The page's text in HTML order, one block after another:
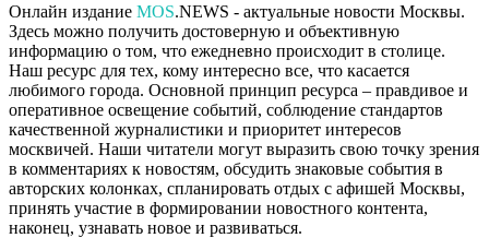
Онлайн издание MOS.NEWS - актуальные новости Москвы.
Здесь можно получить достоверную и объективную
информацию о том, что ежедневно происходит в столице.
Наш ресурс для тех, кому интересно все, что касается
любимого города. Основной принцип ресурса – правдивое и
оперативное освещение событий, соблюдение стандартов
качественной журналистики и приоритет интересов
москвичей. Наши читатели могут выразить свою точку зрения
в комментариях к новостям, обсудить знаковые события в
авторских колонках, спланировать отдых с афишей Москвы,
принять участие в формировании новостного контента,
наконец, узнавать новое и развиваться.